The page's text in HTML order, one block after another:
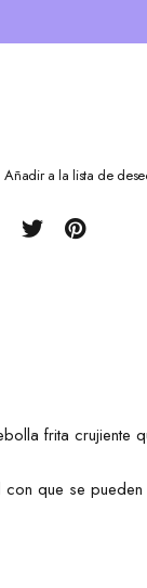
Añadir a la lista de
frita crujiente
que se